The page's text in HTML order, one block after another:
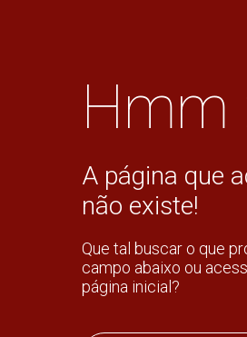
Hmm
A página que
não existe!
Que tal buscar o que
campo abaixo ou
página inicial?